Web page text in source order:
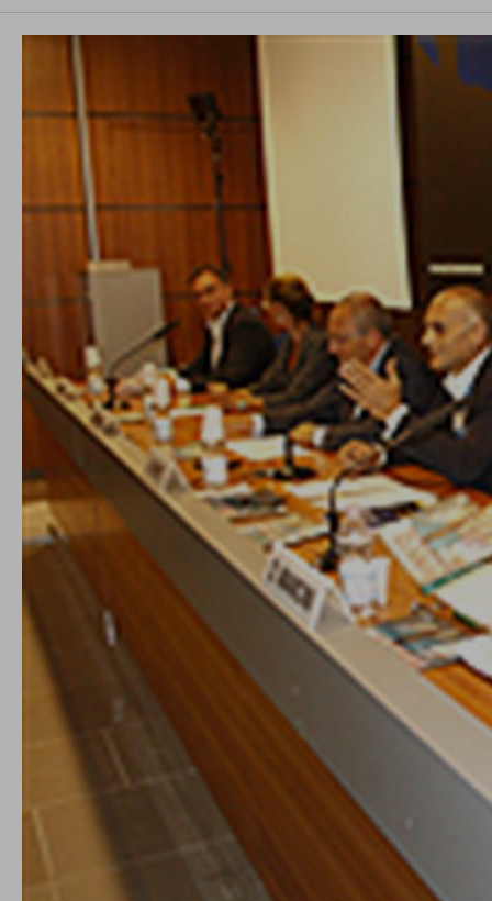
conto del fatto che il blocco di alcuni cookie può
condizionare l’esperienza sulla Piattaforma e il suo
funzionamento. Premendo “Conferma le mie scelte”, la
selezione relativa ai cookie effettuata verrà salvata. Se non è
stata selezionata alcuna opzione, premere questo pulsante
equivarrà a rifiutare tutti i cookie. Per ulteriori informazioni, è
Cookie strettamente necessari
Cookie di analisi